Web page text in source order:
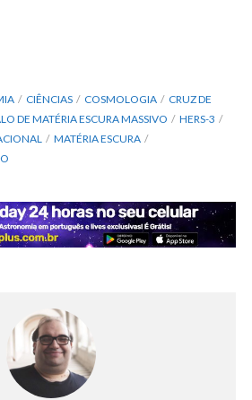
CIÊNCIAS COSMOLOGIA
CRUZ DE
DE MATÉRIA ESCURA MASSIVO
HERS-3
MATÉRIA ESCURA